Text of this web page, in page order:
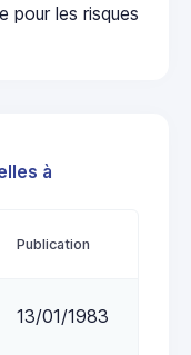
pour les risques
à
Publication
13/01/1983